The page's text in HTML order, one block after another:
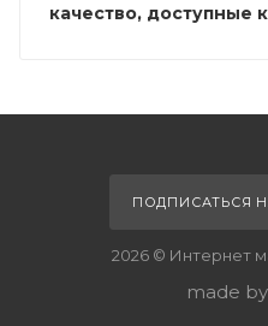
качество, доступные
ПОДПИСАТЬСЯ
2026 © Интернет
made by